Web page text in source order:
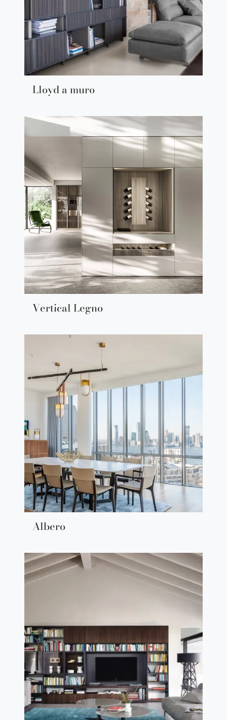
Lloyd a muro
Vertical Legno
Albero